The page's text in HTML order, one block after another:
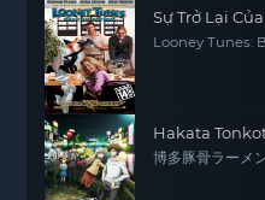
Sự Trở Lại
Looney Tunes:
Hakata
博多豚骨ラーメ